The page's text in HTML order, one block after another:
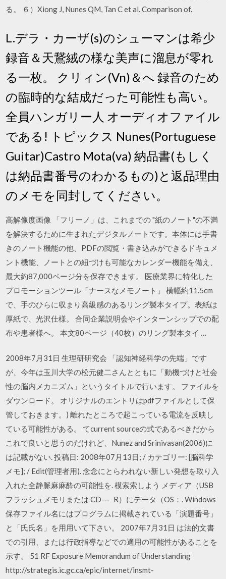
る。 ６）Xiong J, Nunes QM, Tan C et al. Comparison of.
L.デラ・カーザ(s)のシューマンは希少
録音＆天鵞絨の様な美声に溜息が零れ
る一枚。 クリィン(Vn)＆へ 録音のため
の臨時的な結成だった可能性も高い。
全員ハンガリー人 オーディオファイル
である! トピックス Nunes(Portuguese
Guitar)Castro Mota(va) 納品書(もしく
は納品書番号のわかるもの)と返品理由
のメモを同封してください。
高解像度画像 「フリーノ」は、これまでの "紙のノート"の不満
を解決するために生まれたデジタルノートです。本体には手書
きのノート機能の他、PDFの閲覧・書き込みができるドキュメ
ント機能、ノートとの紐づけも可能なカレンダー機能を備え、
最大約87,000ページ分を保存できます。 医療業界に特化した
プロモーションツール「ナースなメモノート」 横幅約11.5cm
で、手のひらに収まり高級感のあるリング製本タイプ。表紙は
厚紙で、光沢仕様。 合同企業説明会やインターンシップでの配
布や患者様へ。 本文80ページ（40枚）のリング製本タイ …
2008年7月31日 生理研研究会 「認知神経科学の先端」です
が、今年は玉川大学の松元健二さんとともに「動機づけと社会
性の脳内メカニズム」というタイトルで行います。 ファイルを
ダウンロード。 オリジナルのエントリはpdfファイルとして保
管しておきます。) 離れたところで起こっている電流を反映し
ている可能性がある。 てcurrent sourceの式であるべきだから
これで良いと思うのだけれど、Nunez and Srinivasan(2006)に
は記載がない. 投稿日: 2008年07月13日; / カテゴリー: [脳科学
メモ]; / Edit(管理者用). 念念にとらわれない新しい発想を取り⼊
入れた全静脈⿇麻酔の可能性を. 模索索しよう メディア（USB
フラッシュメモリまたは CD-‐‑‒R）にデータ（OS：. Windows
保存ファイル名にはプログラムに掲載されている「演題番号」
と「⽒氏名」を⽤用いて下さい。 2007年7月31日 は法的文書
での引用、または行政指導などでの適用の可能性があることを
示す。 51 RF Exposure Memorandum of Understanding
http://strategis.ic.gc.ca/epic/internet/insmt-